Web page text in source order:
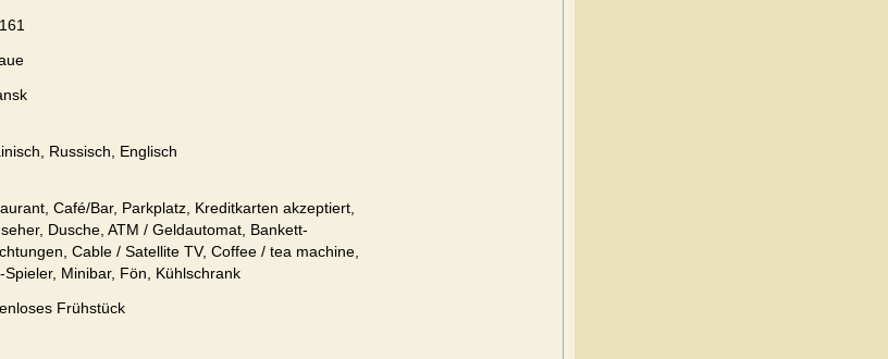
Russisch, Englisch
Café/Bar, Parkplatz, Kreditkarten akzeptiert,
Dusche, ATM / Geldautomat, Bankett-
Cable / Satellite TV, Coffee / tea machine,
Spieler, Minibar, Fön, Kühlschrank
Frühstück